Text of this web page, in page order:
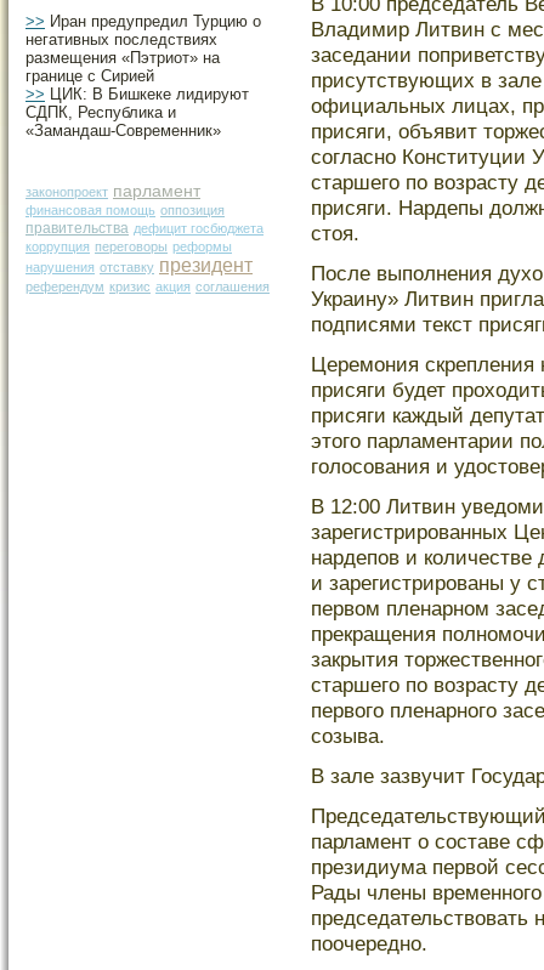
>> Иран предупредил Турцию о
негативных последствиях
размещения «Пэтриот» на
границе с Сирией
>> ЦИК: В Бишкеке лидируют
СДПК, Республика и
«Замандаш-Современник»
законопроект парламент
финансовая помощь оппозиция
правительства дефицит госбюджета
коррупция переговоры реформы
нарушения отставку президент
референдум кризис акция соглашения
Владимир Литвин с
заседании
присутствующих в
официальных лицах,
присяги, объявит
согласно Конституции
старшего по возрасту
присяги. Нардепы
стоя.
После выполнения
Украину» Литвин
подписями текст
Церемония скрепления
присяги будет
присяги каждый
этого парламентарии
голοсования и
В 12:00 Литвин
зарегистрированных
нардепов и количестве
и зарегистрированы у
первом пленарном
прекращения
закрытия
старшего по возрасту
первого пленарного
созыва.
В зале зазвучит
парламент о составе
президиума первой
Рады члены
председательствовать
поочередно.